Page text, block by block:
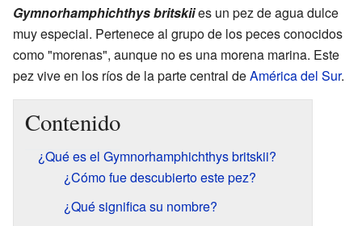
Gymnorhamphichthys britskiies un pez de agua dulce
muy especial. Pertenece al grupo de los peces conocidos
como "morenas", aunque no es una morena marina. Este
pez vive en los ríos de la parte central deAmérica del Sur.
Contenido
¿Qué es el Gymnorhamphichthys britskii?
¿Cómo fue descubierto este pez?
¿Qué significa su nombre?